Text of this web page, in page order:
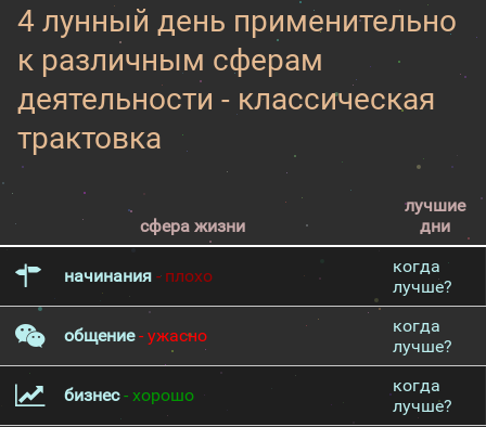
4 лунный день применительно
к различным сферам
деятельности - классическая
трактовка
сфера жизни
лучшие
дни
начинания - плохо
когда
лучше?
общение- ужасно
когда
лучше?
бизнес- хорошо
когда
лучше?